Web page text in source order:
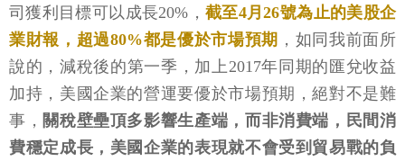
司獲利目標可以成長20%， 截至4月26號為止的美股企
業財報，超過80%都是優於市場預期 ，如同我前面所
說的，減稅後的第一季，加上2017年同期的匯兌收益
加持，美國企業的營運要優於市場預期，絕對不是難
事， 關稅壁壘頂多影響生產端，而非消費端，民間消
費穩定成長，美國企業的表現就不會受到貿易戰的負